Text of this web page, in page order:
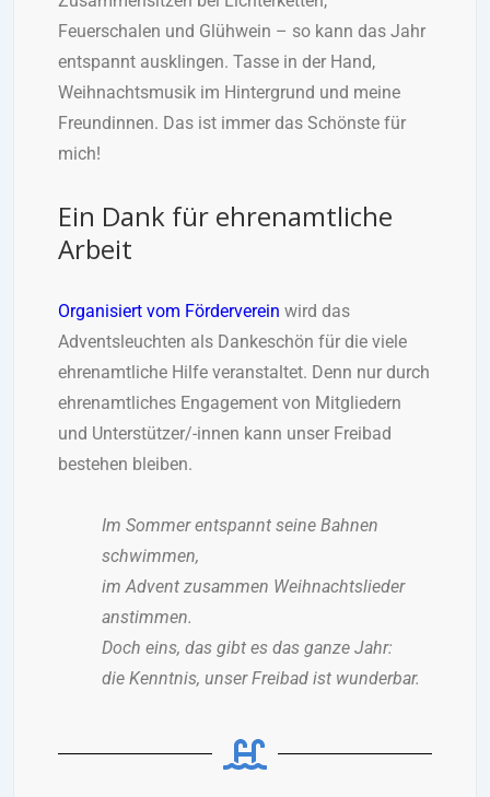
Feuerschalen und Glühwein – so kann das Jahr
entspannt ausklingen. Tasse in der Hand,
Weihnachtsmusik im Hintergrund und meine
Freundinnen. Das ist immer das Schönste für
mich!
Ein Dank für ehrenamtliche
Arbeit
Organisiert vom Förderverein wird das
Adventsleuchten als Dankeschön für die viele
ehrenamtliche Hilfe veranstaltet. Denn nur durch
ehrenamtliches Engagement von Mitgliedern
und Unterstützer/-innen kann unser Freibad
bestehen bleiben.
Im Sommer entspannt seine Bahnen
schwimmen,
im Advent zusammen Weihnachtslieder
anstimmen.
Doch eins, das gibt es das ganze Jahr:
die Kenntnis, unser Freibad ist wunderbar.